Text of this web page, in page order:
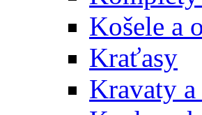
Košele a
Kraťasy
Kravaty